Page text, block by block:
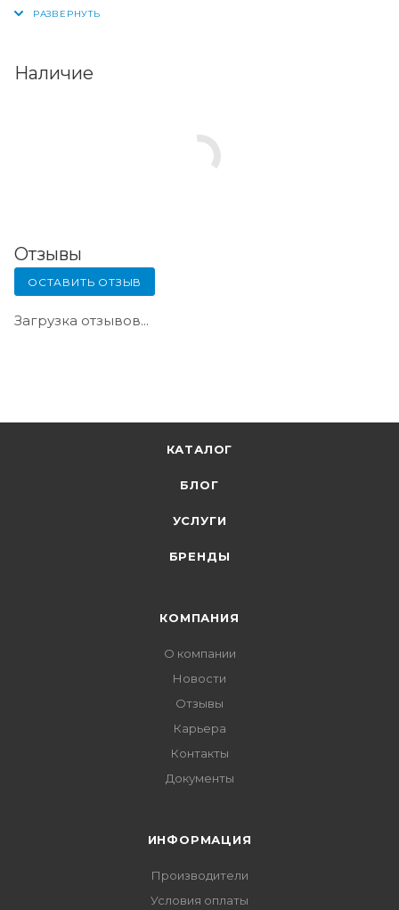
Наличие
Отзывы
ОСТАВИТЬ ОТЗЫВ
Загрузка отзывов...
КАТАЛОГ
БЛОГ
УСЛУГИ
БРЕНДЫ
КОМПАНИЯ
О компании
Новости
Отзывы
Карьера
Контакты
Документы
ИНФОРМАЦИЯ
Производители
Условия оплаты